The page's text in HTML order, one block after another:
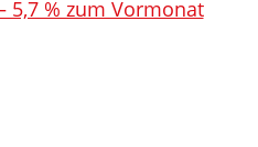
5,7 % zum Vormonat